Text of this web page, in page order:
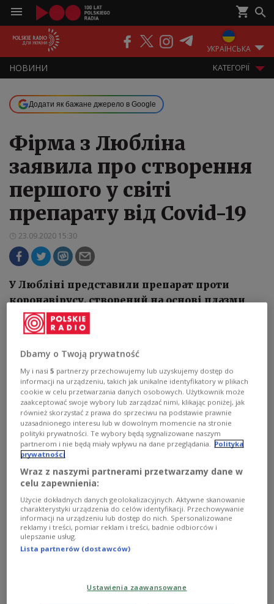
УКРАЇНСЬКА
НOВИНИ KАТЕГОРІЇ
ПОДКАСТИ ЕФІР
Додати як бажане джерело в Google
Фірма з Любліна
заявила про створення
першого у світі
препарату від Covid-19
23.09.2020 15:30
У Любліні представили препарат проти
коронавірусу, створений на основі плазми
осіб, котрі одужали
Представлення у Любліні перших польських ліків від Covid-
PAP/Wojtek Jargiło
Фармацевтична фірма з Любліна заявила, що
коронавірусу. За словами представників
Dbamy o Twoją prywatność
My i nasi5 partnerzy przechowujemy lub uzyskujemy dostęp do
informacji na urządzeniu, takich jak unikalne identyfikatory w plikach
cookie w celu przetwarzania danych osobowych. Użytkownik może
zaakceptować swoje wybory lub zarządzać nimi, klikając poniżej, jak
również skorzystać z prawa do sprzeciwu na podstawie prawnie
uzasadnionego interesu lub w dowolnym momencie na stronie
polityki prywatności. Te wybory będą sygnalizowane naszym
partnerom i nie będą miały wpływu na dane przeglądania.
Polityka
prywatności
Wraz z naszymi partnerami przetwarzamy dane w
celu zapewnienia:
Użycie dokładnych danych geolokalizacyjnych. Aktywne skanowanie
charakterystyki urządzenia do celów identyfikacji. Przechowywanie
informacji na urządzeniu lub dostęp do nich. Spersonalizowane
reklamy i treści, pomiar reklam i treści, badnie odbiorców i
ulepszanie usług.
Lista partnerów (dostawców)
Ustawienia zaawansowane